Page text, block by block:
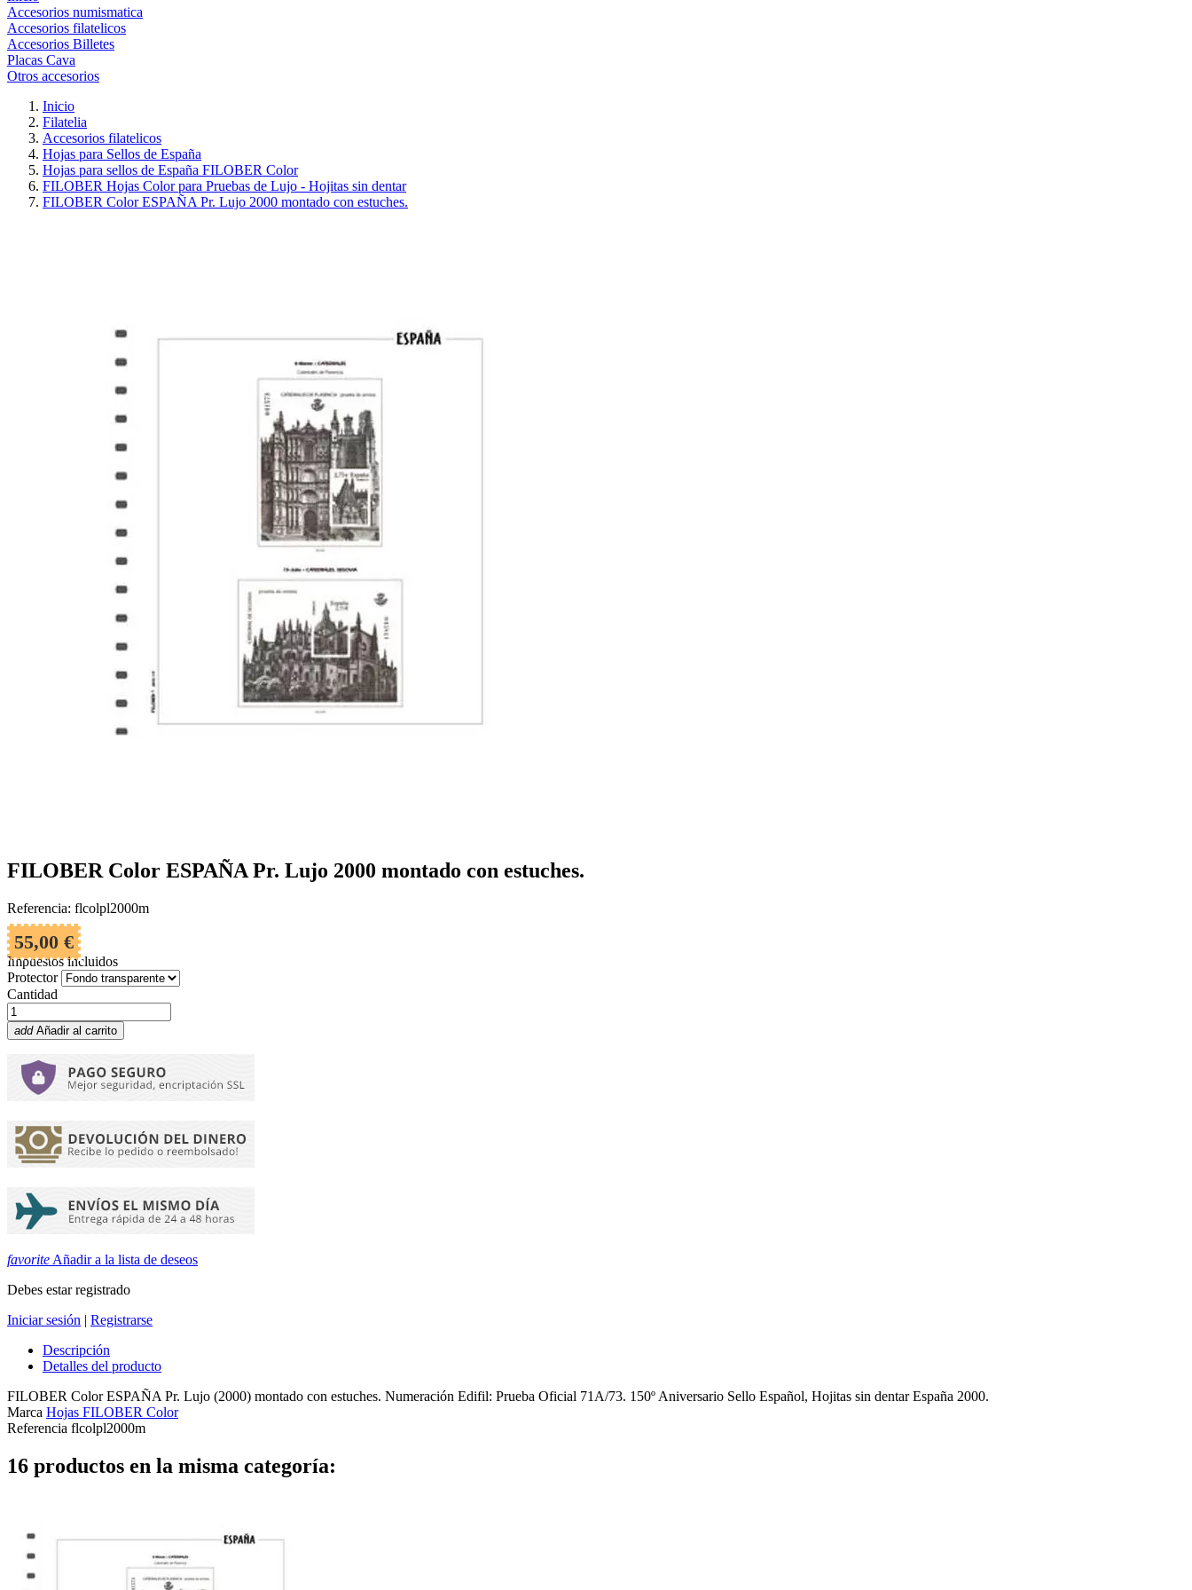
Accesorios numismatica
Accesorios filatelicos
Accesorios Billetes
Placas Cava
Otros accesorios
Inicio
Filatelia
Accesorios filatelicos
Hojas para Sellos de España
Hojas para sellos de España FILOBER Color
FILOBER Hojas Color para Pruebas de Lujo - Hojitas sin dentar
FILOBER Color ESPAÑA Pr. Lujo 2000 montado con estuches.
FILOBER Color ESPAÑA Pr. Lujo 2000 montado con estuches.
Referencia: flcolpl2000m
55,00 €
Impuestos incluidos
Protector
Cantidad
add Añadir al carrito
favorite Añadir a la lista de deseos
Debes estar registrado
Iniciar sesión | Registrarse
Descripción
Detalles del producto
FILOBER Color ESPAÑA Pr. Lujo (2000) montado con estuches. Numeración Edifil: Prueba Oficial 71A/73. 150º Aniversario Sello Español, Hojitas sin dentar España 2000.
Marca Hojas FILOBER Color
Referencia flcolpl2000m
16 productos en la misma categoría: